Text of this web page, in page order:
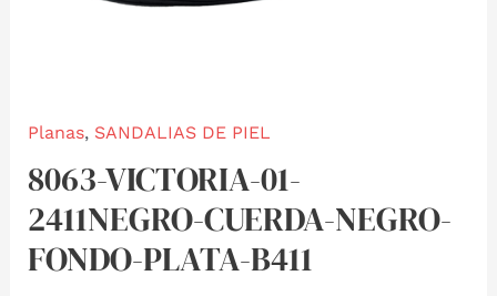
Planas, SANDALIAS DE PIEL
8063-VICTORIA-01-
2411NEGRO-CUERDA-NEGRO-
FONDO-PLATA-B411